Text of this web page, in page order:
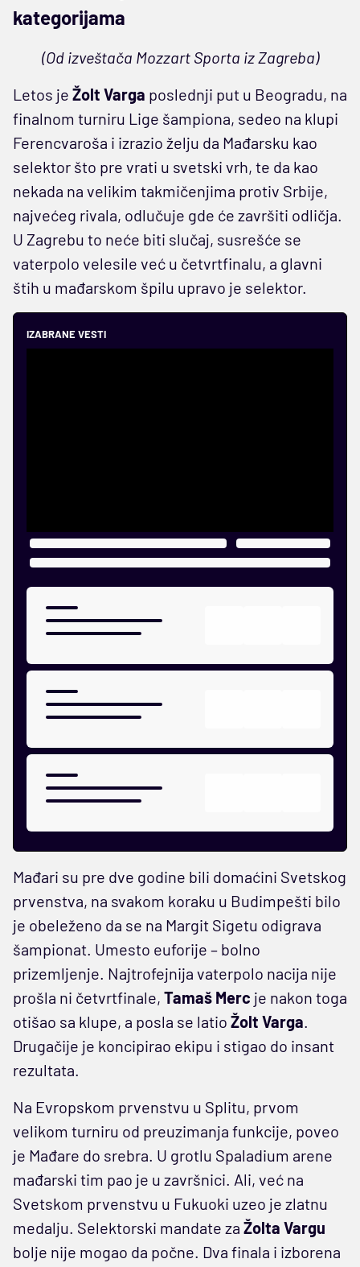
kategorijama
(Od izveštača Mozzart Sporta iz Zagreba)
Letos je Žolt Varga poslednji put u Beogradu, na
finalnom turniru Lige šampiona, sedeo na klupi
Ferencvaroša i izrazio želju da Mađarsku kao
selektor što pre vrati u svetski vrh, te da kao
nekada na velikim takmičenjima protiv Srbije,
najvećeg rivala, odlučuje gde će završiti odličja.
U Zagrebu to neće biti slučaj, susrešće se
vaterpolo velesile već u četvrtfinalu, a glavni
štih u mađarskom špilu upravo je selektor.
IZABRANE VESTI
Mađari su pre dve godine bili domaćini Svetskog
prvenstva, na svakom koraku u Budimpešti bilo
je obeleženo da se na Margit Sigetu odigrava
šampionat. Umesto euforije – bolno
prizemljenje. Najtrofejnija vaterpolo nacija nije
prošla ni četvrtfinale, Tamaš Merc je nakon toga
otišao sa klupe, a posla se latio Žolt Varga.
Drugačije je koncipirao ekipu i stigao do insant
rezultata.
Na Evropskom prvenstvu u Splitu, prvom
velikom turniru od preuzimanja funkcije, poveo
je Mađare do srebra. U grotlu Spaladium arene
mađarski tim pao je u završnici. Ali, već na
Svetskom prvenstvu u Fukuoki uzeo je zlatnu
medalju. Selektorski mandate za Žolta Vargu
bolje nije mogao da počne. Dva finala i izborena